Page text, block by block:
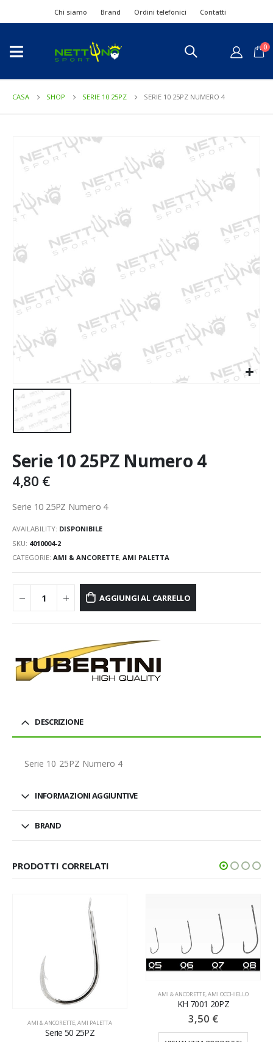
Chi siamo Brand Ordini telefonici Contatti
0
CASA SHOP SERIE 10 25PZ SERIE 10 25PZ NUMERO 4
Serie 10 25PZ Numero 4
4,80 €
Serie 10 25PZ Numero 4
AVAILABILITY: DISPONIBILE
SKU: 4010004-2
CATEGORIE: AMI & ANCORETTE, AMI PALETTA
AGGIUNGI AL CARRELLO
DESCRIZIONE
Serie 10 25PZ Numero 4
INFORMAZIONI AGGIUNTIVE
BRAND
PRODOTTI CORRELATI
AMI & ANCORETTE AMI OCCHIELLO
KH 7001 20PZ
3,50€ AMI & ANCORETTE ,AMI PALETTA
Serie 1VLP